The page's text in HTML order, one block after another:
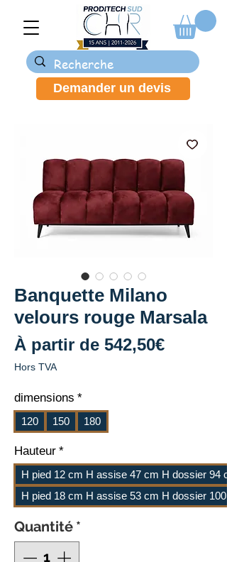
Demander un devis
Banquette Milano
velours rouge Marsala
À partir de 542,50€Prix
Hors TVA
dimensions *
120 150 180
Hauteur *
H pied 12 cm H assise 47 cm H dossier 94
H pied 18 cm H assise 53 cm H dossier 100
Quantité *